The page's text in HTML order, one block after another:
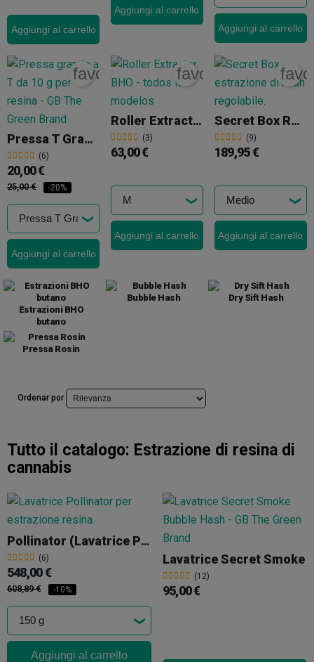
Aggiungi al carrello
Aggiungi al carrello
Aggiungi al carrello
Pressa T Grande Resina Da 10g
(6)
favorite_border
20,00 €
25,00 € -20%
Aggiungi al carrello
Roller Extractor BHO
(3)
favorite_border
63,00 €
Aggiungi al carrello
Secret Box Regolabile
(9)
189,95 €
Aggiungi al carrello
Estrazioni BHO
butano
Bubble Hash Dry Sift Hash
Pressa Rosin
Ordenar por
Tutto il catalogo: Estrazione di resina di
cannabis
Pollinator (Lavatrice Per Estrazioni)
(6)
548,00 €
608,89 € -10%
Aggiungi al carrello
Lavatrice Secret Smoke
(12)
95,00 €